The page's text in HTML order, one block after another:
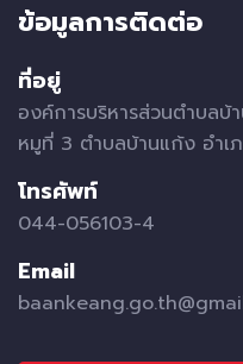
ข้อมูลการติดต่อ
ที่อยู่
องค์การบริหารส่วนตำบลบ้
หมูที่ 3 ตำบลบ้านแก้ง อำ
โทรศัพท์
044-056103-4
Email